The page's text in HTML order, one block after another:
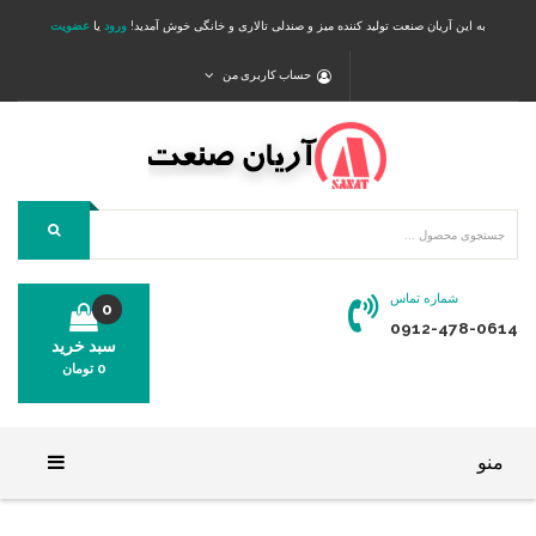
به این آریان صنعت تولید کننده میز و صندلی تالاری و خانگی خوش آمدید! ورود یا عضویت
حساب کاربری من
شماره تماس
0912-478-0614
سبد خرید
0
0 تومان
منو